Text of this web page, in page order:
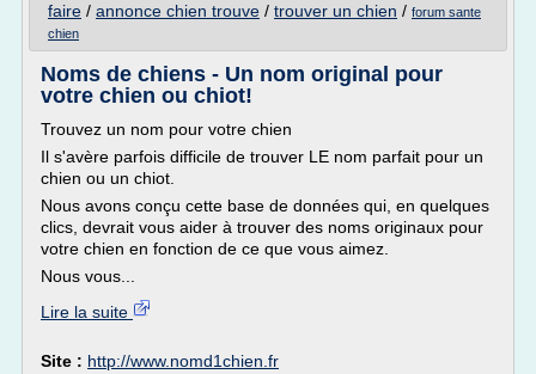
faire / annonce chien trouve / trouver un chien / forum sante
chien
Noms de chiens - Un nom original pour
votre chien ou chiot!
Trouvez un nom pour votre chien
Il s'avère parfois difficile de trouver LE nom parfait pour un
chien ou un chiot.
Nous avons conçu cette base de données qui, en quelques
clics, devrait vous aider à trouver des noms originaux pour
votre chien en fonction de ce que vous aimez.
Nous vous...
Lire la suite
Site : http://www.nomd1chien.fr